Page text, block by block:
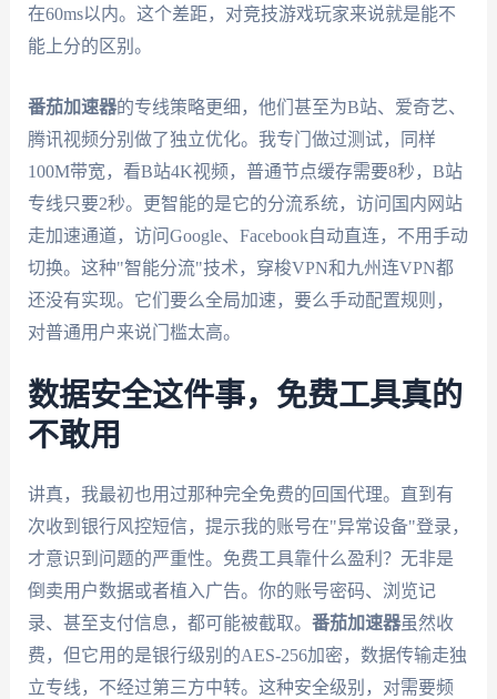
在60ms以内。这个差距，对竞技游戏玩家来说就是能不
能上分的区别。
番茄加速器的专线策略更细，他们甚至为B站、爱奇艺、
腾讯视频分别做了独立优化。我专门做过测试，同样
100M带宽，看B站4K视频，普通节点缓存需要8秒，B站
专线只要2秒。更智能的是它的分流系统，访问国内网站
走加速通道，访问Google、Facebook自动直连，不用手动
切换。这种"智能分流"技术，穿梭VPN和九州连VPN都
还没有实现。它们要么全局加速，要么手动配置规则，
对普通用户来说门槛太高。
数据安全这件事，免费工具真的
不敢用
讲真，我最初也用过那种完全免费的回国代理。直到有
次收到银行风控短信，提示我的账号在"异常设备"登录，
才意识到问题的严重性。免费工具靠什么盈利？无非是
倒卖用户数据或者植入广告。你的账号密码、浏览记
录、甚至支付信息，都可能被截取。 番茄加速器虽然收
费，但它用的是银行级别的AES-256加密，数据传输走独
立专线，不经过第三方中转。这种安全级别，对需要频